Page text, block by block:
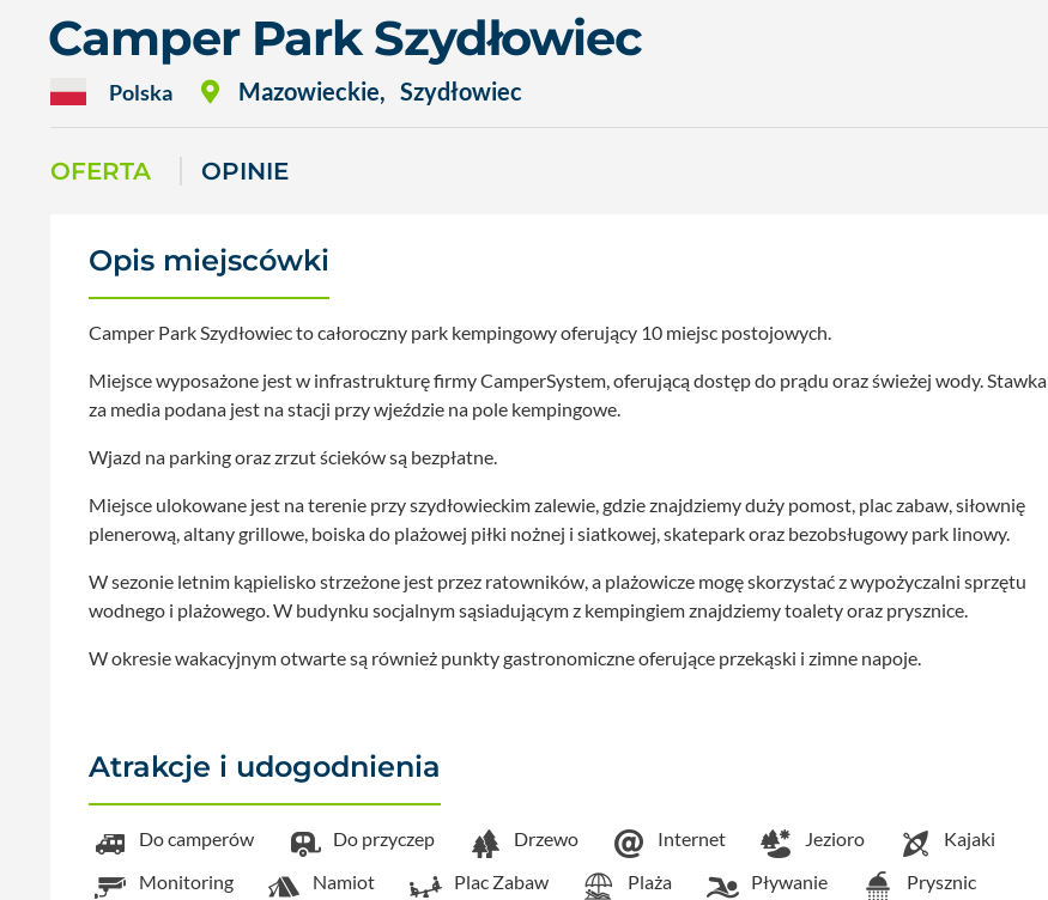
Camper Park Szydłowiec
Polska Mazowieckie, Szydłowiec
OFERTA OPINIE
Opis miejscówki
Camper Park Szydłowiec to całoroczny park kempingowy oferujący 10 miejsc postojowych.
Miejsce wyposażone jest w infrastrukturę firmy CamperSystem, oferującą dostęp do prądu oraz świeżej wody. Stawka
za media podana jest na stacji przy wjeździe na pole kempingowe.
Wjazd na parking oraz zrzut ścieków są bezpłatne.
Miejsce ulokowane jest na terenie przy szydłowieckim zalewie, gdzie znajdziemy duży pomost, plac zabaw, siłownię
plenerową, altany grillowe, boiska do plażowej piłki nożnej i siatkowej, skatepark oraz bezobsługowy park linowy.
W sezonie letnim kąpielisko strzeżone jest przez ratowników, a plażowicze mogę skorzystać z wypożyczalni sprzętu
wodnego i plażowego. W budynku socjalnym sąsiadującym z kempingiem znajdziemy toalety oraz prysznice.
W okresie wakacyjnym otwarte są również punkty gastronomiczne oferujące przekąski i zimne napoje.
Atrakcje i udogodnienia
Do camperów Do przyczep Drzewo Internet Jezioro
Kajaki
Monitoring
Namiot Plac Zabaw Plaża Pływanie
Prysznic